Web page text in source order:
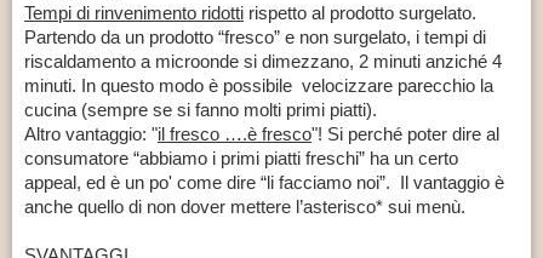
Tempi di rinvenimento ridotti rispetto al prodotto surgelato.
Partendo da un prodotto “fresco” e non surgelato, i tempi di
riscaldamento a microonde si dimezzano, 2 minuti anziché 4
minuti. In questo modo è possibile velocizzare parecchio la
cucina (sempre se si fanno molti primi piatti).
Altro vantaggio: "il fresco ….è fresco"! Si perché poter dire al
consumatore “abbiamo i primi piatti freschi” ha un certo
appeal, ed è un po' come dire “li facciamo noi”. Il vantaggio è
anche quello di non dover mettere l’asterisco* sui menù.